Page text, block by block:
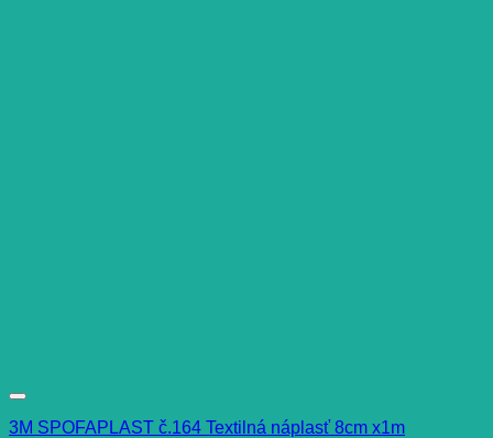
3M SPOFAPLAST č.164 Textilná náplasť 8cm x1m